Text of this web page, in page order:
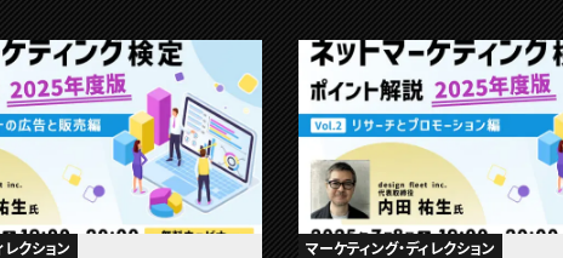
レクション マーケティング・ディレクション